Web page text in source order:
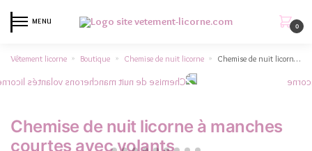
MENU
0
Vêtement licorne » Boutique » Chemise de nuit licorne » Chemise de nuit licorne à manches courtes avec volants
Chemise de nuit licorne à manches
courtes avec volants